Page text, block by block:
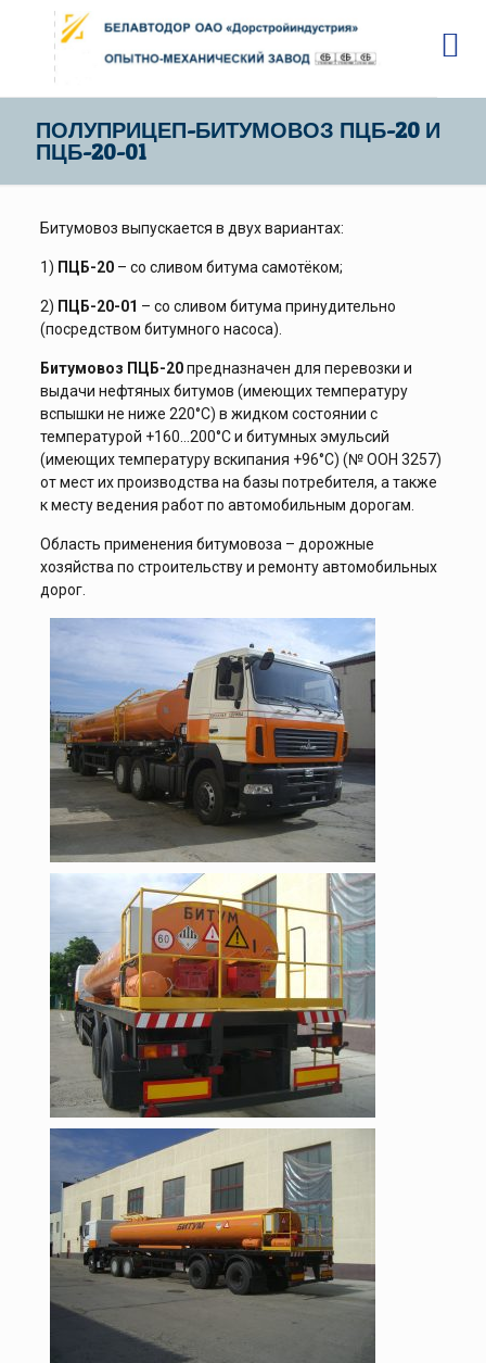
ПОЛУПРИЦЕП-БИТУМОВОЗ ПЦБ-20 И
ПЦБ-20-01
Битумовоз выпускается в двух вариантах:
1) ПЦБ-20– со сливом битума самотёком;
2) ПЦБ-20-01 – со сливом битума принудительно
(посредством битумного насоса).
Битумовоз ПЦБ-20предназначен для перевозки и
выдачи нефтяных битумов (имеющих температуру
вспышки не ниже 220°С) в жидком состоянии с
температурой +160…200°С и битумных эмульсий
(имеющих температуру вскипания +96°С) (№ ООН 3257)
от мест их производства на базы потребителя, а также
к месту ведения работ по автомобильным дорогам.
Область применения битумовоза – дорожные
хозяйства по строительству и ремонту автомобильных
дорог.